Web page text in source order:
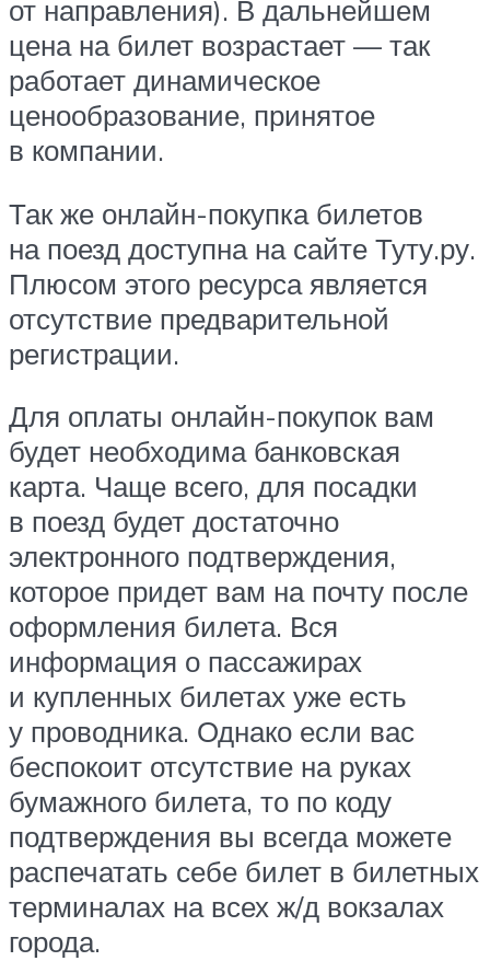
от направления). В дальнейшем
цена на билет возрастает — так
работает динамическое
ценообразование, принятое
в компании.
Так же онлайн-покупка билетов
на поезд доступна на сайте Туту.ру.
Плюсом этого ресурса является
отсутствие предварительной
регистрации.
Для оплаты онлайн-покупок вам
будет необходима банковская
карта. Чаще всего, для посадки
в поезд будет достаточно
электронного подтверждения,
которое придет вам на почту после
оформления билета. Вся
информация о пассажирах
и купленных билетах уже есть
у проводника. Однако если вас
беспокоит отсутствие на руках
бумажного билета, то по коду
подтверждения вы всегда можете
распечатать себе билет в билетных
терминалах на всех ж/д вокзалах
города.